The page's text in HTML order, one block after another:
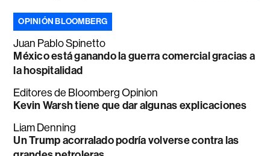
OPINIÓN BLOOMBERG
Juan Pablo Spinetto
México está ganando la guerra comercial gracias a
la hospitalidad
Editores de Bloomberg Opinion
Kevin Warsh tiene que dar algunas explicaciones
Liam Denning
Un Trump acorralado podría volverse contra las